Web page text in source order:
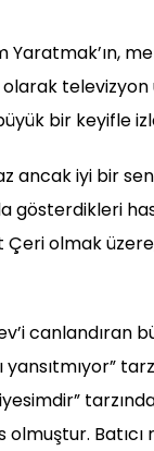
Yaratmak’ın,
olarak
bir keyifle
ancak iyi bir
gösterdikleri
Çeri olmak
canlandıran
olmuştur. Batıcı